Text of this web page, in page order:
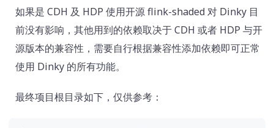
如果是 CDH 及 HDP 使用开源 flink-shaded 对 Dinky 目
前没有影响，其他用到的依赖取决于 CDH 或者 HDP 与开
源版本的兼容性，需要自行根据兼容性添加依赖即可正常
使用 Dinky 的所有功能。
最终项目根目录如下，仅供参考：